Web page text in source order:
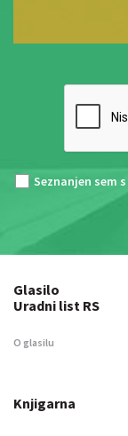
Seznanjen sem s
Glasilo
Uradni list RS
O glasilu
Knjigarna